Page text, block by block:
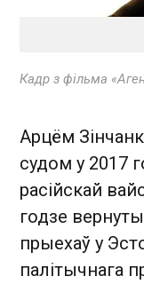
Кадр з фільма
Арцём
судом у 2017
расійскай
годзе
прыехаў у
палітычнага